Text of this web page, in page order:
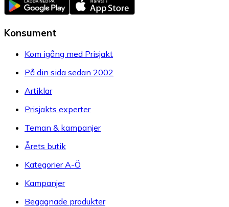
Konsument
Kom igång med Prisjakt
På din sida sedan 2002
Artiklar
Prisjakts experter
Teman & kampanjer
Årets butik
Kategorier A-Ö
Kampanjer
Begagnade produkter